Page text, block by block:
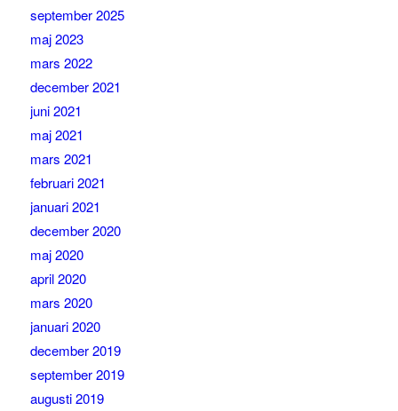
september 2025
maj 2023
mars 2022
december 2021
juni 2021
maj 2021
mars 2021
februari 2021
januari 2021
december 2020
maj 2020
april 2020
mars 2020
januari 2020
december 2019
september 2019
augusti 2019